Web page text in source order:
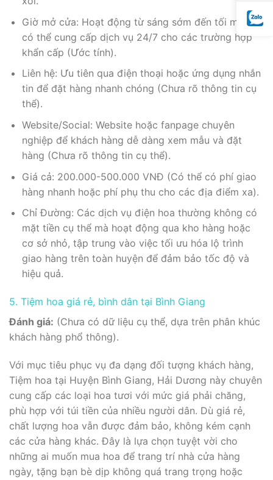
Giờ mở cửa: Hoạt động từ sáng sớm đến tối muộn,
có thể cung cấp dịch vụ 24/7 cho các trường hợp
khẩn cấp (Ước tính).
Liên hệ: Ưu tiên qua điện thoại hoặc ứng dụng nhắn
tin để đặt hàng nhanh chóng (Chưa rõ thông tin cụ
thể).
Website/Social: Website hoặc fanpage chuyên
nghiệp để khách hàng dễ dàng xem mẫu và đặt
hàng (Chưa rõ thông tin cụ thể).
Giá cả: 200.000-500.000 VNĐ (Có thể có phí giao
hàng nhanh hoặc phí phụ thu cho các địa điểm xa).
Chỉ Đường: Các dịch vụ điện hoa thường không có
mặt tiền cụ thể mà hoạt động qua kho hàng hoặc
cơ sở nhỏ, tập trung vào việc tối ưu hóa lộ trình
giao hàng trên toàn huyện để đảm bảo tốc độ và
hiệu quả.
5. Tiệm hoa giá rẻ, bình dân tại Bình Giang
Đánh giá: (Chưa có dữ liệu cụ thể, dựa trên phân khúc
khách hàng phổ thông).
Với mục tiêu phục vụ đa dạng đối tượng khách hàng,
Tiệm hoa tại Huyện Bình Giang, Hải Dương này chuyên
cung cấp các loại hoa tươi với mức giá phải chăng,
phù hợp với túi tiền của nhiều người dân. Dù giá rẻ,
chất lượng hoa vẫn được đảm bảo, không kém cạnh
các cửa hàng khác. Đây là lựa chọn tuyệt vời cho
những ai muốn mua hoa để trang trí nhà cửa hàng
ngày, tặng bạn bè dịp không quá trang trọng hoặc